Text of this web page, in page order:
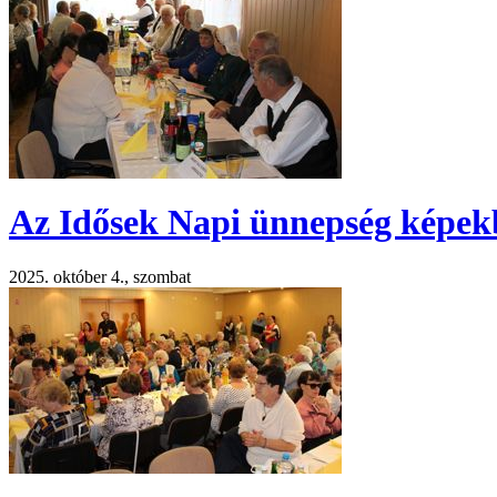
Az Idősek Napi ünnepség
2025. október 4., szombat